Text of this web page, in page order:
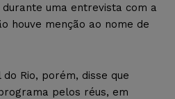
durante uma entrevista com a
houve menção ao nome de
do Rio, porém, disse que
pelos réus, em